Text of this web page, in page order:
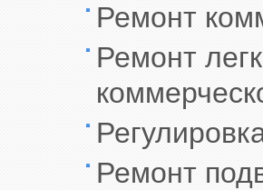
Ремонт
Ремонт
Ремонт